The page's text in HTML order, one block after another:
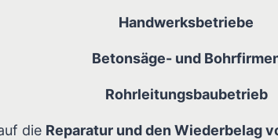
Handwerksbetriebe
Betonsäge- und
Rohrleitungsbaubetrieb
die Reparatur und den Wiederbelag